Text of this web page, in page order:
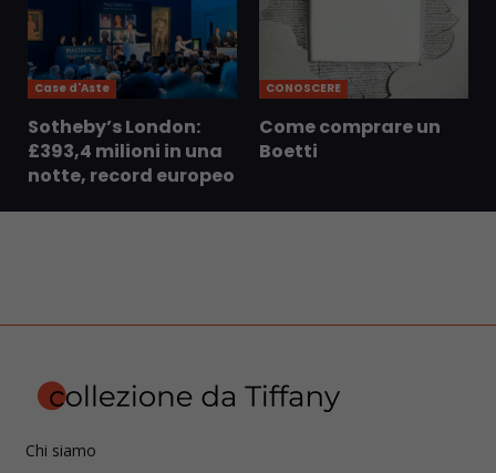
Case d'Aste
Sotheby’s London:
£393,4 milioni in una
notte, record europeo
CONOSCERE
Come comprare un
Boetti
Chi siamo